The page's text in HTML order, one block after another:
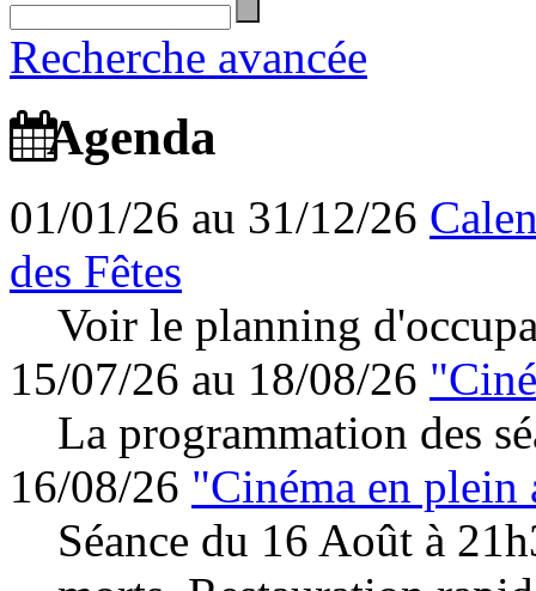
Recherche avancée
Agenda
01/01/26 au 31/12/26
des Fêtes
Voir le planning
15/07/26 au 18/08/26
La programmation des
16/08/26 "Cinéma en plein
Séance du 16 Août à